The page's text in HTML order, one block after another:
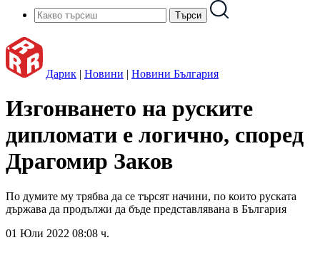
Дарик | Новини | Новини България
Изгонването на руските
дипломати е логично, според
Драгомир Заков
По думите му трябва да се търсят начини, по които руската
държава да продължи да бъде представлявана в България
01 Юли 2022 08:08 ч.